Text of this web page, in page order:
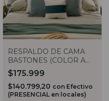
RESPALDO DE CAMA
BASTONES (COLOR A
ELECCION)
$175.999
$140.799,20 con Efectivo
(PRESENCIAL en locales)